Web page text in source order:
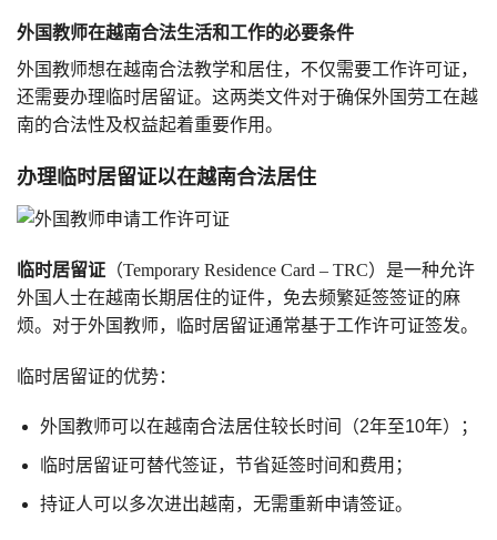
外国教师在越南合法生活和工作的必要条件
外国教师想在越南合法教学和居住，不仅需要工作许可证，
还需要办理临时居留证。这两类文件对于确保外国劳工在越
南的合法性及权益起着重要作用。
办理临时居留证以在越南合法居住
临时居留证 （Temporary Residence Card – TRC）是一种允许
外国人士在越南长期居住的证件，免去频繁延签签证的麻
烦。对于外国教师，临时居留证通常基于工作许可证签发。
临时居留证的优势：
外国教师可以在越南合法居住较长时间（2年至10年）；
临时居留证可替代签证，节省延签时间和费用；
持证人可以多次进出越南，无需重新申请签证。